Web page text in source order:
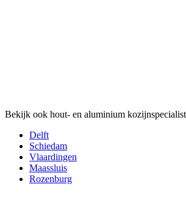
Bekijk ook hout- en aluminium
Delft
Schiedam
Vlaardingen
Maassluis
Rozenburg